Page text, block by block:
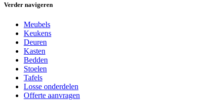
Verder navigeren
Meubels
Keukens
Deuren
Kasten
Bedden
Stoelen
Tafels
Losse onderdelen
Offerte aanvragen